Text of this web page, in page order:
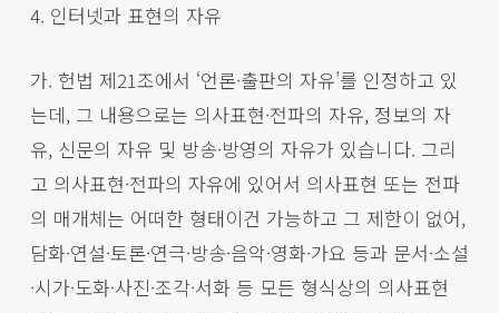
4. 인터넷과 표현의 자유
가. 헌법 제21조에서 ‘언론·출판의 자유’를 인정하고 있
는데, 그 내용으로는 의사표현·전파의 자유, 정보의 자
유, 신문의 자유 및 방송·방영의 자유가 있습니다. 그리
고 의사표현·전파의 자유에 있어서 의사표현 또는 전파
의 매개체는 어떠한 형태이건 가능하고 그 제한이 없어,
담화·연설·토론·연극·방송·음악·영화·가요 등과 문서·소설
·시가·도화·사진·조각·서화 등 모든 형식상의 의사표현